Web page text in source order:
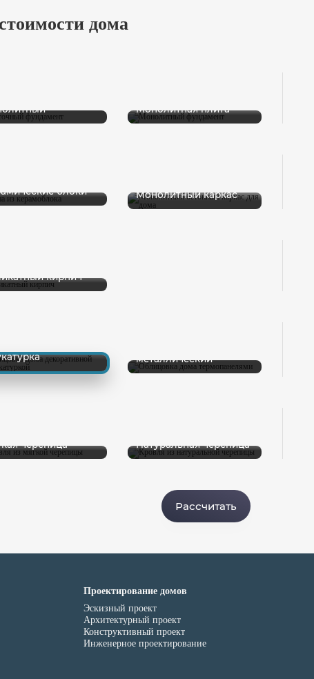
дома
Монолитная плита
блоки Монолитный каркас
кирпич
металлический
черепица Натуральная черепица
Рассчитать
Проектирование домов
Эскизный проект
Архитектурный проект
Конструктивный проект
Инженерное проектирование